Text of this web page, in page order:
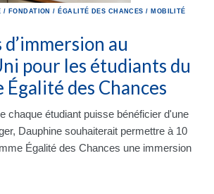
/ FONDATION / ÉGALITÉ DES CHANCES / MOBILITÉ
au
pour les étudiants du
Égalité des Chances
chaque étudiant puisse bénéficier d'une
Dauphine souhaiterait permettre à 10
Égalité des Chances une immersion